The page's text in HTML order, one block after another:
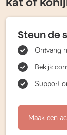
kat of
Steun de
Ontvang
Bekijk
Support
Maak een